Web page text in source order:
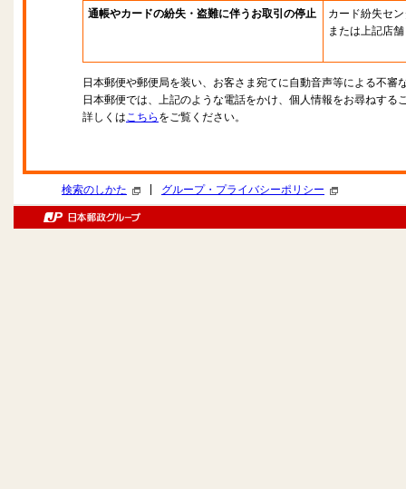
通帳やカードの紛失・盗難に伴うお取引の停止
カード紛失セ
または上記店舗
日本郵便や郵便局を装い、お客さま宛てに自動音声等による不審
日本郵便では、上記のような電話をかけ、個人情報をお尋ねする
詳しくはこちら をご覧ください。
検索のしかた グループ・プライバシーポリシー